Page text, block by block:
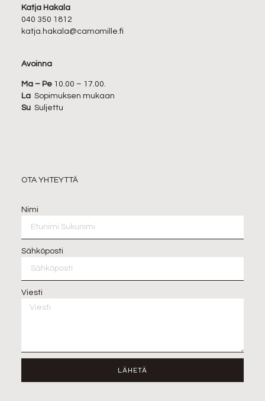
Katja Hakala
040 350 1812
katja.hakala@camomille.fi
Avoinna
Ma – Pe10.00 – 17.00.
LaSopimuksen mukaan
SuSuljettu
OTA YHTEYTTÄ
Nimi
Sähköposti
Viesti
LÄHETÄ